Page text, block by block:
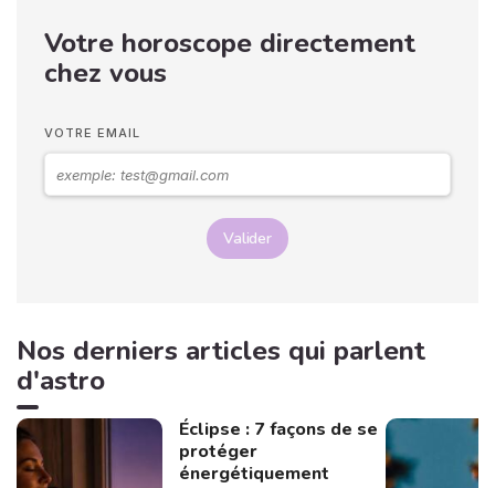
Votre horoscope directement
chez vous
VOTRE EMAIL
Valider
Nos derniers articles qui parlent
d'astro
Éclipse : 7 façons de se
protéger
énergétiquement